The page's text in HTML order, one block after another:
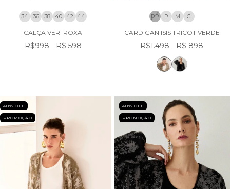
34 36 38 40 42 44
CALÇA VERI ROXA
R$998 R$ 598
PP P M G
CARDIGAN ISIS TRICOT VERDE
R$1.498 R$ 898
40% OFF
PROMOÇÃO
40% OFF
PROMOÇÃO